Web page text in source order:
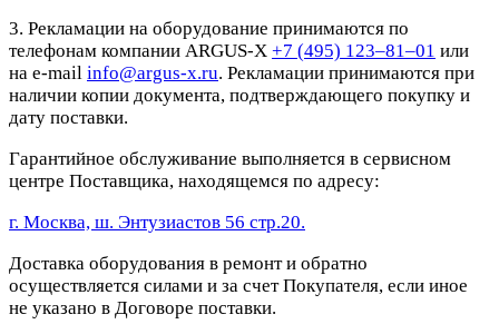
3. Рекламации на оборудование принимаются по
телефонам компании ARGUS-X +7 (495) 123–81–01 или
на e-mail info@argus-x.ru. Рекламации принимаются при
наличии копии документа, подтверждающего покупку и
дату поставки.
Гарантийное обслуживание выполняется в сервисном
центре Поставщика, находящемся по адресу:
г. Москва, ш. Энтузиастов 56 стр.20.
Доставка оборудования в ремонт и обратно
осуществляется силами и за счет Покупателя, если иное
не указано в Договоре поставки.